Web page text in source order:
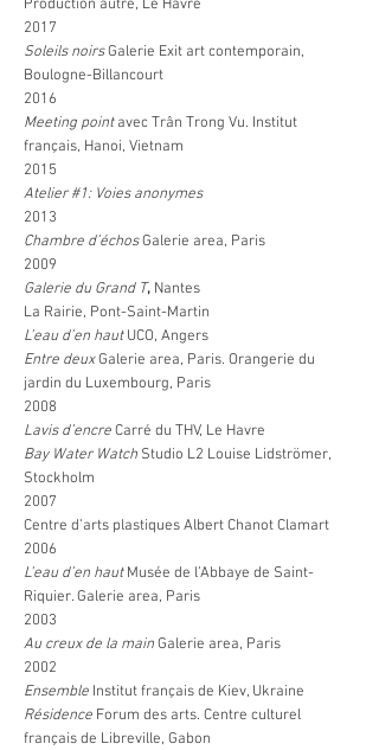
Production autre, Le Havre
2017
Soleils noirsGalerie Exit art contemporain,
Boulogne-Billancourt
2016
Meeting point avec Trân Trong Vu. Institut
français, Hanoi, Vietnam
2015
Atelier #1: Voies anonymes
2013
Chambre d’échosGalerie area, Paris
2009
Galerie du Grand T, Nantes
La Rairie, Pont-Saint-Martin
L’eau d’en hautUCO, Angers
Entre deuxGalerie area, Paris. Orangerie du
jardin du Luxembourg, Paris
2008
Lavis d’encreCarré du THV, Le Havre
Bay Water Watch Studio L2 Louise Lidströmer,
Stockholm
2007
Centre d’arts plastiques Albert ChanotClamart
2006
L’eau d’en haut Musée de l’Abbaye de Saint-
Riquier. Galerie area, Paris
2003
Au creux de la mainGalerie area, Paris
2002
Ensemble Institut français de Kiev, Ukraine
Résidence Forum des arts. Centre culturel
français de Libreville, Gabon